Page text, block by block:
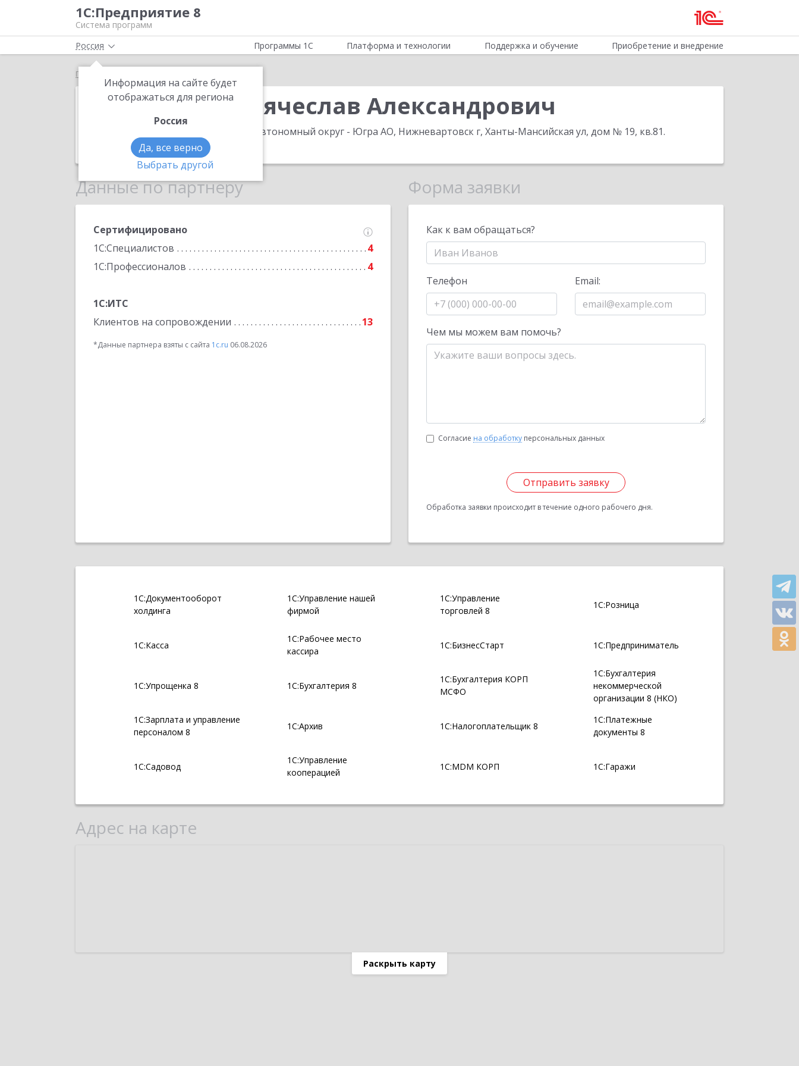
1С:Предприятие 8
Система программ
Россия
Информация на сайте будет
отображаться для региона
Россия
Да, все верно
Выбрать другой
Программы 1С Платформа и технологии Поддержка и обучение Приобретение и внедрение
Главная
ИП Волгутов Вячеслав Александрович
628605, Ханты-Мансийский Автономный округ - Югра АО, Нижневартовск г, Ханты-Мансийская ул, дом № 19, кв.81.
Телефон: (902) 858-3752
Данные по партнеру
Сертифицировано
1С:Специалистов
4
1С:Профессионалов
4
1С:ИТС
Клиентов на сопровождении
13
*Данные партнера взяты с сайта 1c.ru 06.08.2026
Форма заявки
Как к вам обращаться?
Телефон Email:
Чем мы можем вам помочь?
Согласие на обработку персональных данных
Отправить заявку
Обработка заявки происходит в течение одного рабочего дня.
1С:Документооборот
холдинга
1С:Управление нашей
фирмой
1С:Управление
торговлей 8
1С:Розница
1С:Касса
1С:Рабочее место
кассира
1С:БизнесСтарт 1С:Предприниматель
1С:Упрощенка 8 1С:Бухгалтерия 8
1С:Бухгалтерия КОРП
МСФО
1С:Бухгалтерия
некоммерческой
организации 8 (НКО)
1С:Зарплата и управление
персоналом 8
1С:Архив 1С:Налогоплательщик 8
1С:Платежные
документы 8
1С:Садовод
1С:Управление
кооперацией
1С:MDM КОРП 1С:Гаражи
Адрес на карте
Раскрыть карту